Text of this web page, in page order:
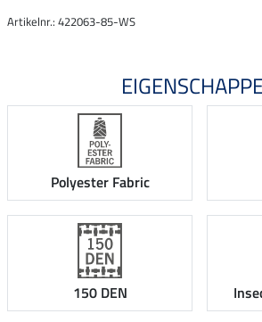
Artikelnr.: 422063-85-WS
Polyester Fabric
150 DEN